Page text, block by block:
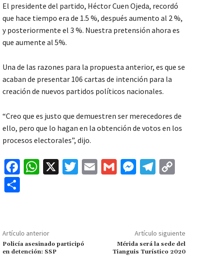
El presidente del partido, Héctor Cuen Ojeda, recordó
que hace tiempo era de 1.5 %, después aumento al 2 %,
y posteriormente el 3 %. Nuestra pretensión ahora es
que aumente al 5%.
Una de las razones para la propuesta anterior, es que se
acaban de presentar 106 cartas de intención para la
creación de nuevos partidos políticos nacionales.
“Creo que es justo que demuestren ser merecedores de
ello, pero que lo hagan en la obtención de votos en los
procesos electorales”, dijo.
Fa
o
k
W
p
p
X
T
E
G
M
ge
r
Te
m Li
n
k
p
ar
Artículo anterior
Policía asesinado participó
en detención: SSP
Artículo siguiente
Mérida será la sede del
Tianguis Turístico 2020